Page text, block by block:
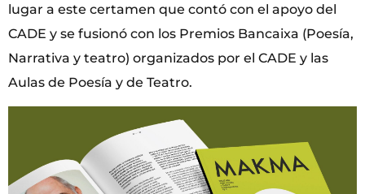
lugar a este certamen que contó con el apoyo del
CADE y se fusionó con los Premios Bancaixa (Poesía,
Narrativa y teatro) organizados por el CADE y las
Aulas de Poesía y de Teatro.